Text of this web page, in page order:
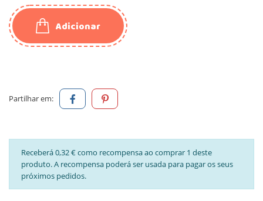
Adicionar
Partilhar em:
Receberá 0,32 € como recompensa ao comprar 1 deste
produto. A recompensa poderá ser usada para pagar os seus
próximos pedidos.